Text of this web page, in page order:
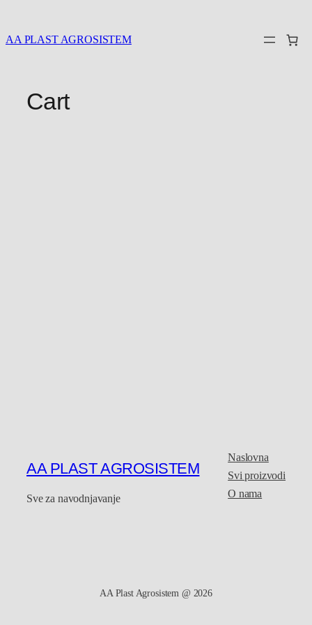
AA PLAST AGROSISTEM
Cart
AA PLAST AGROSISTEM
Sve za navodnjavanje
Naslovna
Svi proizvodi
O nama
AA Plast Agrosistem @ 2026